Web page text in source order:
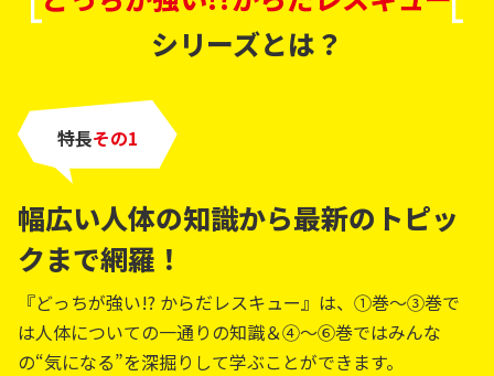
シリーズとは？
特長その
幅広い人体の知識から最新のトピッ
クまで網羅！
『どっちが強い!? からだレスキュー』は、①巻～③巻で
は人体についての一通りの知識＆④～⑥巻ではみんな
の“気になる”を深掘りして学ぶことができます。